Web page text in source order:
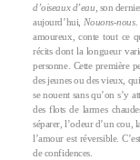
d’oiseaux d’eau , son
aujourd’hui, Nouons-nous.
amoureux, conte tout ce
récits dont la longueur
personne. Cette première
des jeunes ou des vieux,
se nouent sans qu’on s’y
des flots de larmes
séparer, l’odeur d’un cou,
l’amour est réversible.
de confidences.